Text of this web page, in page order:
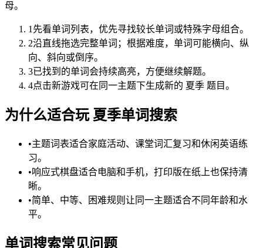
母。
1 先看单词列表，优先寻找较长单词或特殊字母组合。
2沿直线拖选完整单词；根据难度，单词可能横向、纵
向、斜向或倒序。
3已找到的单词会持续高亮，方便继续解题。
4点击新游戏可在同一主题下生成新的 夏季 题目。
为什么适合玩 夏季单词搜索
•主题词表适合家庭活动、课堂词汇复习和休闲英语练
习。
•响应式棋盘适合电脑和手机，打印版在纸上也保持清
晰。
•简单、中等、困难规则让同一主题适合不同年龄和水
平。
单词搜索常见问题